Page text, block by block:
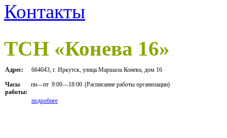
Контакты
ТСН «Конева 16»
Адрес: 664043, г. Иркутск, улица Маршала Конева, дом 16
Часы
работы:
пн—пт 9:00—18:00 (Расписание работы организации)
подробнее